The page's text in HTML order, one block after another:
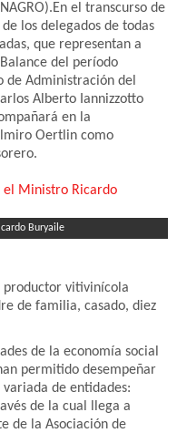
el transcurso de
los delegados de todas
que representan a
del período
de Administración del
Alberto Iannizzotto
en la
Oertlin como
Buryaile
productor vitivinícola
de familia, casado, diez
de la economía social
permitido desempeñar
de entidades:
de la cual llega a
de la Asociación de